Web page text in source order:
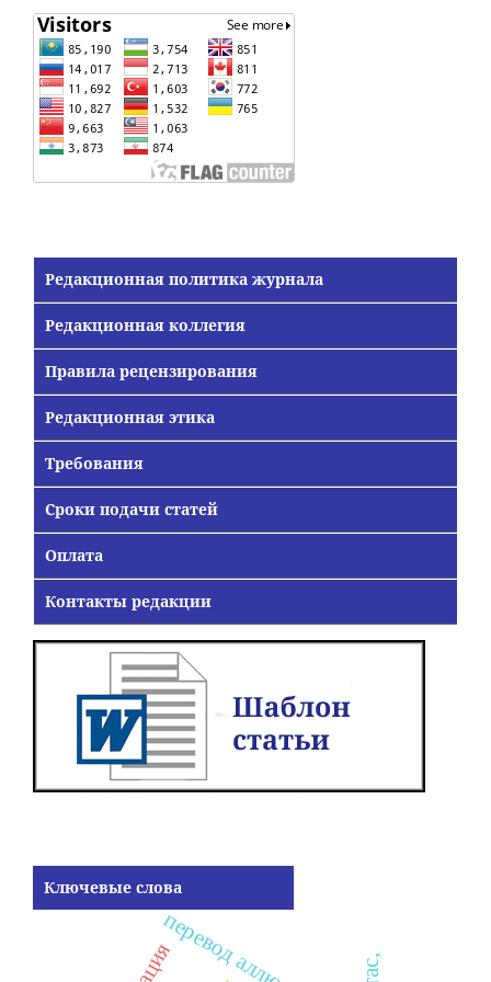
Редакционная политика журнала
Редакционная коллегия
Правила рецензирования
Редакционная этика
Требования
Сроки подачи статей
Оплата
Контакты редакции
Ключевые слова
перевод аллюзий